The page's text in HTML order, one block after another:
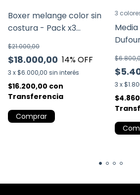
Boxer melange color sin
costura - Pack x3
$18.000,00
$21.000,00
14% OFF
3 x $6.000,00 sin interés
$16.200,00 con
Transferencia
Comprar
3 x
3